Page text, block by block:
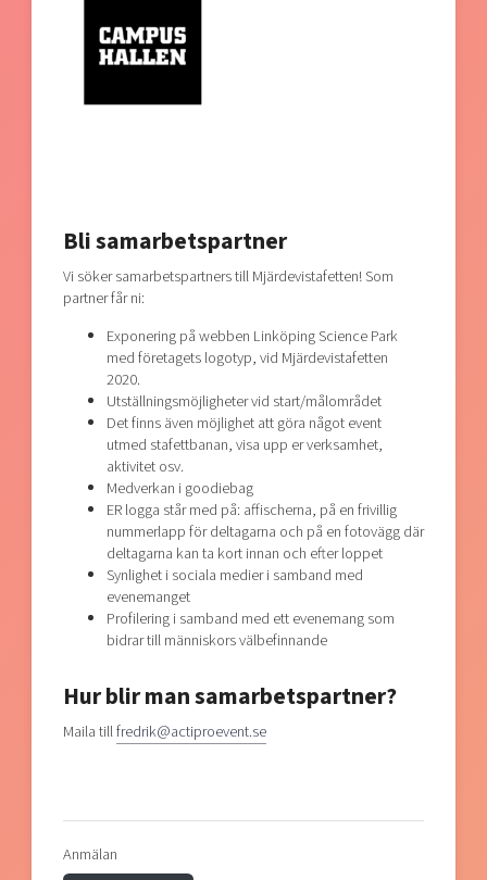
Bli samarbetspartner
Vi söker samarbetspartners till Mjärdevistafetten! Som
partner får ni:
Exponering på webben Linköping Science Park
med företagets logotyp, vid Mjärdevistafetten
2020.
Utställningsmöjligheter vid start/målområdet
Det finns även möjlighet att göra något event
utmed stafettbanan, visa upp er verksamhet,
aktivitet osv.
Medverkan i goodiebag
ER logga står med på: affischerna, på en frivillig
nummerlapp för deltagarna och på en fotovägg där
deltagarna kan ta kort innan och efter loppet
Synlighet i sociala medier i samband med
evenemanget
Profilering i samband med ett evenemang som
bidrar till människors välbefinnande
Hur blir man samarbetspartner?
Maila tillfredrik@actiproevent.se
Anmälan